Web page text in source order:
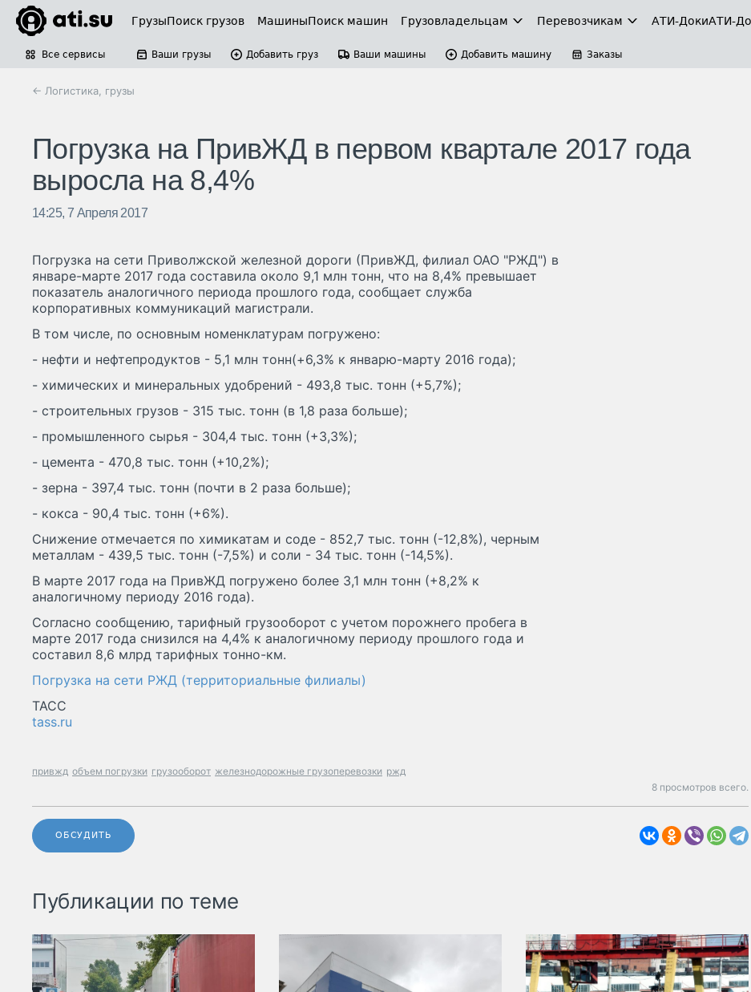
ГрузыПоиск грузов МашиныПоиск машин Грузовладельцам Перевозчикам АТИ-ДокиАТИ-
Все сервисы Ваши грузы Добавить груз Ваши машины Добавить машину Заказы
← Логистика, грузы
Погрузка на ПривЖД в первом квартале 2017 года
выросла на 8,4%
14:25, 7 Апреля 2017
Погрузка на сети Приволжской железной дороги (ПривЖД, филиал ОАО "РЖД") в
январе-марте 2017 года составила около 9,1 млн тонн, что на 8,4% превышает
показатель аналогичного периода прошлого года, сообщает служба
корпоративных коммуникаций магистрали.
В том числе, по основным номенклатурам погружено:
- нефти и нефтепродуктов - 5,1 млн тонн(+6,3% к январю-марту 2016 года);
- химических и минеральных удобрений - 493,8 тыс. тонн (+5,7%);
- строительных грузов - 315 тыс. тонн (в 1,8 раза больше);
- промышленного сырья - 304,4 тыс. тонн (+3,3%);
- цемента - 470,8 тыс. тонн (+10,2%);
- зерна - 397,4 тыс. тонн (почти в 2 раза больше);
- кокса - 90,4 тыс. тонн (+6%).
Снижение отмечается по химикатам и соде - 852,7 тыс. тонн (-12,8%), черным
металлам - 439,5 тыс. тонн (-7,5%) и соли - 34 тыс. тонн (-14,5%).
В марте 2017 года на ПривЖД погружено более 3,1 млн тонн (+8,2% к
аналогичному периоду 2016 года).
Согласно сообщению, тарифный грузооборот с учетом порожнего пробега в
марте 2017 года снизился на 4,4% к аналогичному периоду прошлого года и
составил 8,6 млрд тарифных тонно-км.
Погрузка на сети РЖД (территориальные филиалы)
ТАСС
tass.ru
привжд объем погрузки грузооборот железнодорожные грузоперевозки ржд
8 просмотров всего.
ОБСУДИТЬ
Публикации по теме